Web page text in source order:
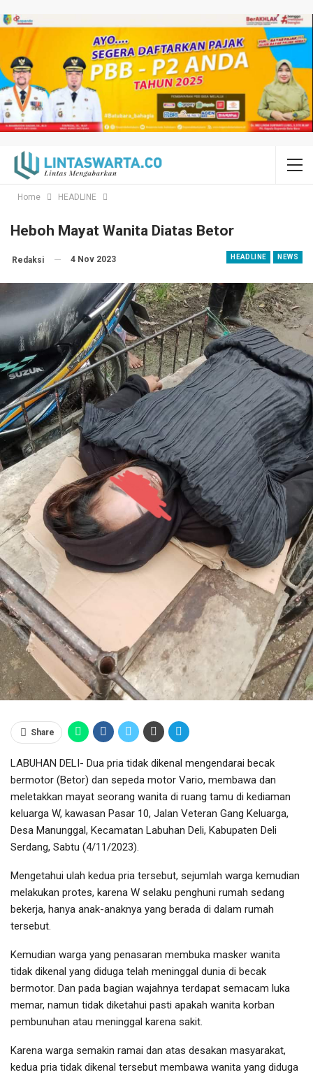
Home HEADLINE
Heboh Mayat Wanita Diatas Betor
HEADLINE NEWS
Redaksi 4 Nov 2023
Share
LABUHAN DELI- Dua pria tidak dikenal mengendarai becak
bermotor (Betor) dan sepeda motor Vario, membawa dan
meletakkan mayat seorang wanita di ruang tamu di kediaman
keluarga W, kawasan Pasar 10, Jalan Veteran Gang Keluarga,
Desa Manunggal, Kecamatan Labuhan Deli, Kabupaten Deli
Serdang, Sabtu (4/11/2023).
Mengetahui ulah kedua pria tersebut, sejumlah warga kemudian
melakukan protes, karena W selaku penghuni rumah sedang
bekerja, hanya anak-anaknya yang berada di dalam rumah
tersebut.
Kemudian warga yang penasaran membuka masker wanita
tidak dikenal yang diduga telah meninggal dunia di becak
bermotor. Dan pada bagian wajahnya terdapat semacam luka
memar, namun tidak diketahui pasti apakah wanita korban
pembunuhan atau meninggal karena sakit.
Karena warga semakin ramai dan atas desakan masyarakat,
kedua pria tidak dikenal tersebut membawa wanita yang diduga